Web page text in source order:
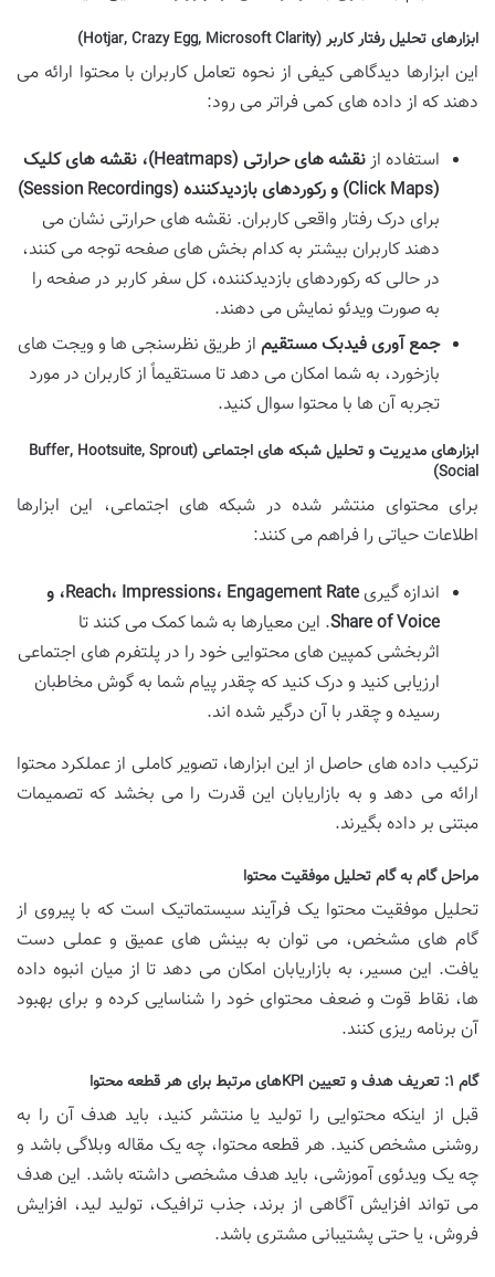
ابزارهای تحلیل رفتار کاربر (Hotjar, Crazy Egg, Microsoft Clarity)
این ابزارها دیدگاهی کیفی از نحوه تعامل کاربران با محتوا ارائه می
دهند که از داده های کمی فراتر می رود:
استفاده از
نقشه های حرارتی (Heatmaps)، نقشه های کلیک
(Click Maps) و رکوردهای بازدیدکننده (Session Recordings)
برای درک رفتار واقعی کاربران. نقشه های حرارتی نشان می
دهند کاربران بیشتر به کدام بخش های صفحه توجه می کنند،
در حالی که رکوردهای بازدیدکننده، کل سفر کاربر در صفحه را
به صورت ویدئو نمایش می دهند.
جمع آوری فیدبک مستقیم از طریق نظرسنجی ها و ویجت های
بازخورد، به شما امکان می دهد تا مستقیماً از کاربران در مورد
تجربه آن ها با محتوا سوال کنید.
ابزارهای مدیریت و تحلیل شبکه های اجتماعی (Buffer, Hootsuite, Sprout
Social)
برای محتوای منتشر شده در شبکه های اجتماعی، این ابزارها
اطلاعات حیاتی را فراهم می کنند:
اندازه گیری
Reach، Impressions، Engagement Rate، و
Share of Voice. این معیارها به شما کمک می کنند تا
اثربخشی کمپین های محتوایی خود را در پلتفرم های اجتماعی
ارزیابی کنید و درک کنید که چقدر پیام شما به گوش مخاطبان
رسیده و چقدر با آن درگیر شده اند.
ترکیب داده های حاصل از این ابزارها، تصویر کاملی از عملکرد محتوا
ارائه می دهد و به بازاریابان این قدرت را می بخشد که تصمیمات
مبتنی بر داده بگیرند.
مراحل گام به گام تحلیل موفقیت محتوا
تحلیل موفقیت محتوا یک فرآیند سیستماتیک است که با پیروی از
گام های مشخص، می توان به بینش های عمیق و عملی دست
یافت. این مسیر، به بازاریابان امکان می دهد تا از میان انبوه داده
ها، نقاط قوت و ضعف محتوای خود را شناسایی کرده و برای بهبود
آن برنامه ریزی کنند.
گام ۱: تعریف هدف و تعیین KPIهای مرتبط برای هر قطعه محتوا
قبل از اینکه محتوایی را تولید یا منتشر کنید، باید هدف آن را به
روشنی مشخص کنید. هر قطعه محتوا، چه یک مقاله وبلاگی باشد و
چه یک ویدئوی آموزشی، باید هدف مشخصی داشته باشد. این هدف
می تواند افزایش آگاهی از برند، جذب ترافیک، تولید لید، افزایش
فروش، یا حتی پشتیبانی مشتری باشد.